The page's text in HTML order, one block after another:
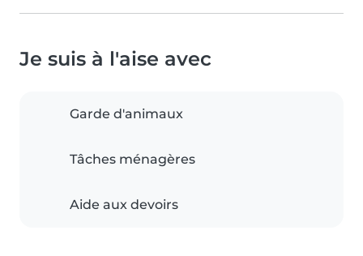
Je suis à l'aise avec
Garde d'animaux
Tâches ménagères
Aide aux devoirs